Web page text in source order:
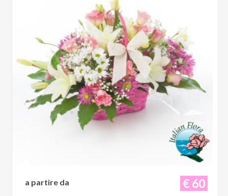
€ 60
a partire da